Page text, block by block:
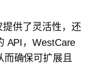
供了灵活性，还
API，WestCare
确保可扩展且